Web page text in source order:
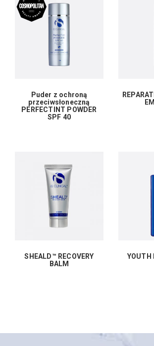
Puder z ochroną
przeciwsłoneczną
PERFECTINT POWDER
SPF 40
SHEALD™ RECOVERY
BALM
YOUTH